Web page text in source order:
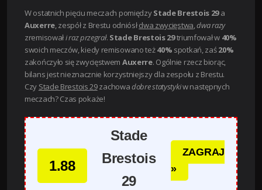
W ostatnich pięciu meczach pomiędzyStade Brestois 29a
Auxerre, zespół z Brestu odniósłdwa zwycięstwa,dwa razy
zremisowałi raz przegrał. Stade Brestois 29triumfował w 40%
swoich meczów, kiedy remisowano też40% spotkań, zaś20%
zakończyło się zwycięstwem Auxerre. Ogólnie rzecz biorąc,
bilans jest nieznacznie korzystniejszy dla zespołu z Brestu.
Czy Stade Brestois 29zachowadobre statystykiw następnych
meczach? Czas pokaże!
1.88
Stade
Brestois
29
ZAGRAJ
»